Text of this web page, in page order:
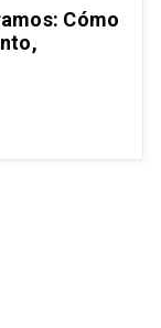
Cómo